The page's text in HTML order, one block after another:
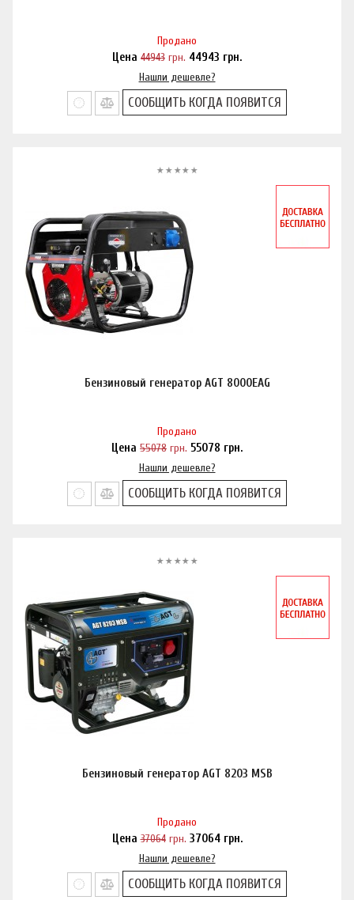
Продано
Цена 44943 грн. 44943 грн.
Нашли дешевле?
СООБЩИТЬ КОГДА ПОЯВИТСЯ
Бензиновый генератор AGT 8000EAG
Продано
Цена 55078 грн. 55078 грн.
Нашли дешевле?
СООБЩИТЬ КОГДА ПОЯВИТСЯ
Бензиновый генератор AGT 8203 MSB
Продано
Цена37064грн. 37064грн.
Нашли дешевле?
СООБЩИТЬ КОГДА ПОЯВИТСЯ